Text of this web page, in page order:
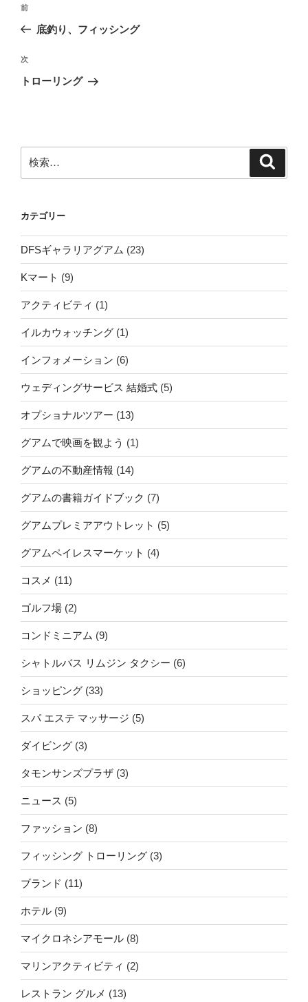
ビ
ゲ
ン
前
の
稿
前
底釣り、フィッシング
次
の
次
トローリング
索:
カテゴリー
DFSギャラリアグアム (23)
Kマート (9)
アクティビティ (1)
イルカウォッチング (1)
インフォメーション (6)
ウェディングサービス 結婚式 (5)
オプショナルツアー (13)
グアムで映画を観よう (1)
グアムの不動産情報 (14)
グアムの書籍ガイドブック (7)
グアムプレミアアウトレット (5)
グアムペイレスマーケット (4)
コスメ (11)
ゴルフ場 (2)
コンドミニアム (9)
シャトルバス リムジン タクシー (6)
ショッピング (33)
スパ エステ マッサージ (5)
ダイビング (3)
タモンサンズプラザ (3)
ニュース (5)
ファッション (8)
フィッシング トローリング (3)
ブランド (11)
ホテル (9)
マイクロネシアモール (8)
マリンアクティビティ (2)
レストラン グルメ (13)